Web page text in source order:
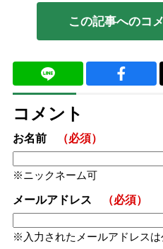
この記事へのコ
コメント
お名前 （必須）
ニックネーム可
メールアドレス （必須）
入力されたメールアドレス